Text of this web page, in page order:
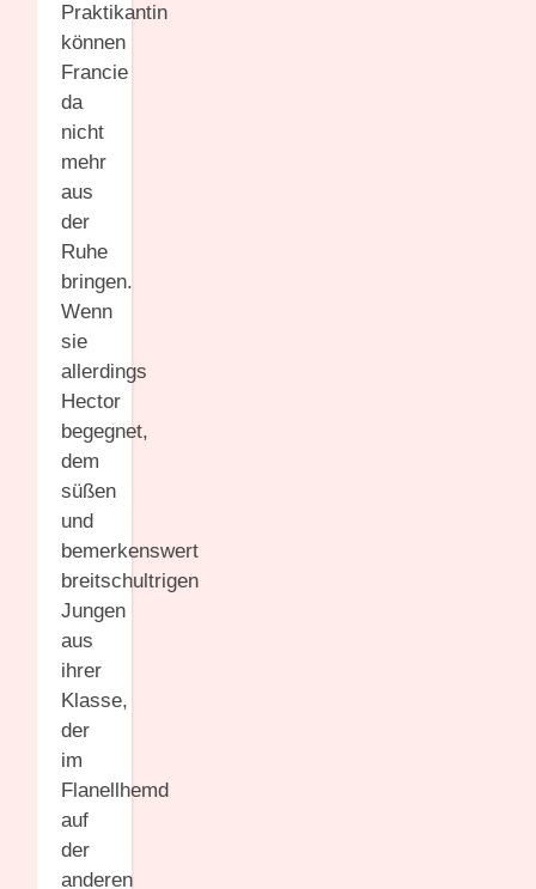
Praktikantin
können
Francie
da
nicht
mehr
aus
der
Ruhe
bringen.
Wenn
sie
allerdings
Hector
begegnet,
dem
süßen
und
bemerkenswert
breitschultrigen
Jungen
aus
ihrer
Klasse,
der
im
Flanellhemd
auf
der
anderen